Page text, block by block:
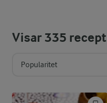
Visar335 recept
Popularitet